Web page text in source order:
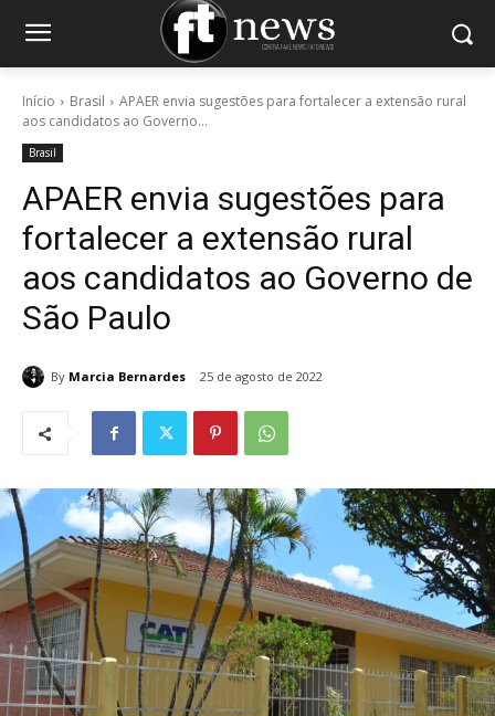
Início Brasil
APAER envia sugestões para fortalecer a extensão rural
aos candidatos ao Governo...
Brasil
APAER envia sugestões para
fortalecer a extensão rural
aos candidatos ao Governo de
São Paulo
By Marcia Bernardes 25 de agosto de 2022